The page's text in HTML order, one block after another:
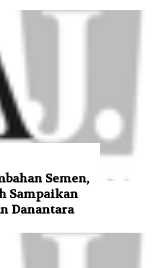
Semen,
Sampaikan
Danantara